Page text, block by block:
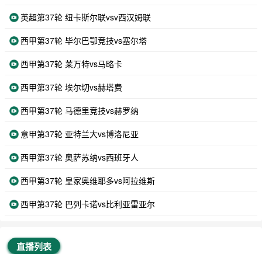
英超第37轮 纽卡斯尔联vsv西汉姆联
西甲第37轮 毕尔巴鄂竞技vs塞尔塔
西甲第37轮 莱万特vs马略卡
西甲第37轮 埃尔切vs赫塔费
西甲第37轮 马德里竞技vs赫罗纳
意甲第37轮 亚特兰大vs博洛尼亚
西甲第37轮 奥萨苏纳vs西班牙人
西甲第37轮 皇家奥维耶多vs阿拉维斯
西甲第37轮 巴列卡诺vs比利亚雷亚尔
直播列表